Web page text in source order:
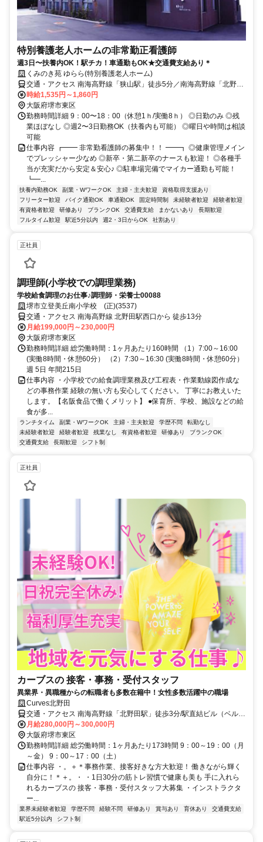
特別養護老人ホームの非常勤正看護師
週3日〜扶養内OK！駅チカ！車通勤もOK★交通費支給あり＊
くみのき苑 ゆらら(特別養護老人ホーム)
交通・アクセス 南海高野線「狭山駅」徒歩5分／南海高野線「北野田
駅」徒歩15分 ※車・バイク通勤OK
時給1,535円～1,860円
大阪府堺市東区
勤務時間詳細 9：00〜18：00（休憩1ｈ/実働8ｈ） ◎日勤のみ ◎残
業ほぼなし ◎週2〜3日勤務OK（扶養内も可能） ◎曜日や時間は相談
可能
仕事内容 ┏━━ 非常勤看護師の募集中！！ ━━┓ ◎健康管理メイン
でプレッシャー少なめ ◎新卒・第二新卒のナースも歓迎！ ◎各種手
当が充実だから安定＆安心♪ ◎駐車場完備でマイカー通勤も可能！
┗━...
扶養内勤務OK 副業・WワークOK 主婦・主夫歓迎
資格取得支援あり
フリーター歓迎
バイク通勤OK 車通勤OK 固定時間制 未経験者歓迎
経験者歓迎
有資格者歓迎
研修あり ブランクOK 交通費支給 まかないあり
長期歓迎
フルタイム歓迎
駅近5分以内 週2・3日からOK 社割あり
正社員
調理師(小学校での調理業務)
学校給食調理のお仕事♪調理師・栄養士00088
堺市立登美丘南小学校 (正)(3537)
交通・アクセス 南海高野線 北野田駅西口から 徒歩13分
月給199,000円～230,000円
大阪府堺市東区
勤務時間詳細 総労働時間：1ヶ月あたり160時間 （1）7:00～16:00
(実働8時間・休憩60分） （2）7:30～16:30 (実働8時間・休憩60分）
週 5日 年間215日
仕事内容 ・小学校での給食調理業務及び工程表・作業動線図作成な
どの事務作業 経験の無い方も安心してください。 丁寧にお教えいた
します。【名阪食品で働くメリット】 ●保育所、学校、施設などの給
食が多...
ランチタイム 副業・WワークOK 主婦・主夫歓迎 学歴不問
転勤なし
未経験者歓迎
経験者歓迎 残業なし 有資格者歓迎 研修あり
ブランクOK
交通費支給
長期歓迎 シフト制
正社員
カーブスの 接客・事務・受付スタッフ
異業界・異職種からの転職者も多数在籍中！女性多数活躍中の職場
Curves北野田
交通・アクセス 南海高野線「北野田駅」徒歩3分/駅直結ビル（ベルヒ
ル）の2F
月給280,000円～300,000円
大阪府堺市東区
勤務時間詳細 総労働時間：1ヶ月あたり173時間 9：00～19：00（月
～金） 9：00～17：00（土）
仕事内容 ・。＋＊事務作業、接客好きな方大歓迎！ 働きながら輝く
自分に！＊＋。・ ・1日30分の筋トレ習慣で健康も美も 手に入れら
れるカーブスの 接客・事務・受付スタッフ大募集 ・インストラクタ
ー...
業界未経験者歓迎 学歴不問 経験不問 研修あり 賞与あり 育休あり
交通費支給
駅近5分以内
シフト制